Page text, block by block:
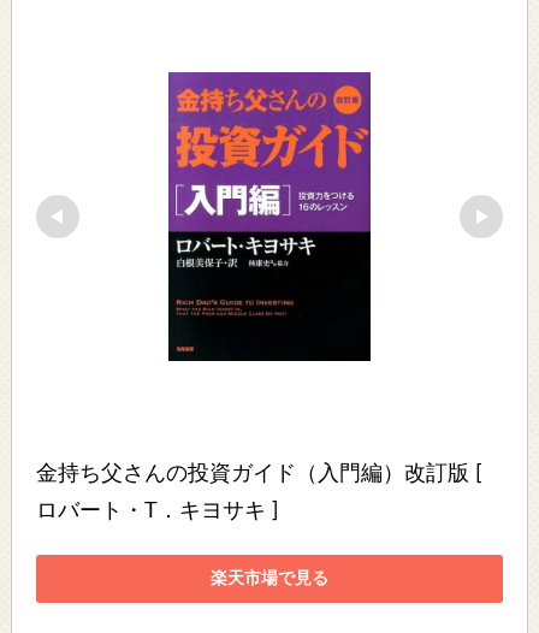
金持ち父さんの投資ガイド（入門編）改訂版 [
ロバート・T．キヨサキ ]
楽天市場で見る